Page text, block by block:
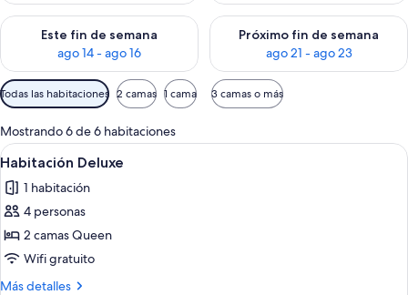
Este fin de semana
ago 14 - ago 16
Consulta la disponibilidad para este fin de semana ago 14 -
Próximo fin de semana
ago 21 - ago 23
Consulta la disponibilidad
Filtros
disponibles
para
las
habitaciones
Todas las habitaciones 2 camas 1 cama 3 camas o más
Mostrando 6 de 6 habitaciones
Abrir
todas
las
fotos
de
Habitación
Deluxe
Una habitación de hotel con dos
8
Habitación Deluxe
1 habitación
4 personas
2 camas Queen
Wifi gratuito
Más detalles
Más